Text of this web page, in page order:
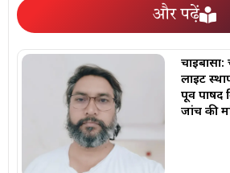
और पढ़ें
चाईबासा:
लाइट
पूर्व
जांच की